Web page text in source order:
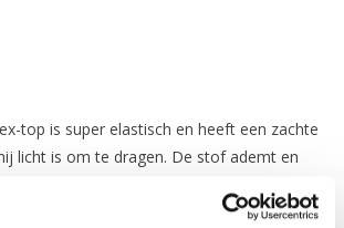
top is super elastisch en heeft een zachte
licht is om te dragen. De stof ademt en
als ontspannen activiteiten en tijdens